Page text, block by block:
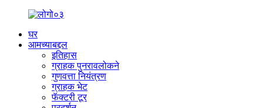
घर
आमच्याबद्दल
इतिहास
ग्राहक पुनरावलोकने
गुणवत्ता नियंत्रण
ग्राहक भेट
फॅक्टरी टूर